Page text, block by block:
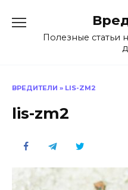
содержаниюПолезные статьи
ВРЕДИТЕЛИ » LIS-ZM2
lis-zm2